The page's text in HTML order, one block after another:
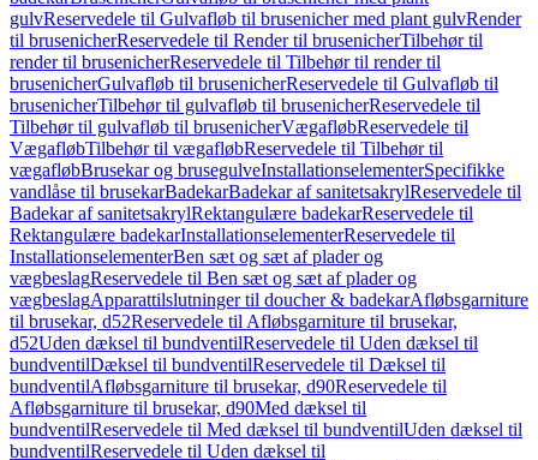
gulvReservedele til Gulvafløb til brusenicher med plant gulvRender
til brusenicherReservedele til Render til brusenicherTilbehør til
render til brusenicherReservedele til Tilbehør til render til
brusenicherGulvafløb til brusenicherReservedele til Gulvafløb til
brusenicherTilbehør til gulvafløb til brusenicherReservedele til
Tilbehør til gulvafløb til brusenicherVægafløbReservedele til
VægafløbTilbehør til vægafløbReservedele til Tilbehør til
vægafløbBrusekar og brusegulveInstallationselementerSpecifikke
vandlåse til brusekarBadekarBadekar af sanitetsakrylReservedele til
Badekar af sanitetsakrylRektangulære badekarReservedele til
Rektangulære badekarInstallationselementerReservedele til
InstallationselementerBen sæt og sæt af plader og
vægbeslagReservedele til Ben sæt og sæt af plader og
vægbeslagApparattilslutninger til doucher & badekarAfløbsgarniture
til brusekar, d52Reservedele til Afløbsgarniture til brusekar,
d52Uden dæksel til bundventilReservedele til Uden dæksel til
bundventilDæksel til bundventilReservedele til Dæksel til
bundventilAfløbsgarniture til brusekar, d90Reservedele til
Afløbsgarniture til brusekar, d90Med dæksel til
bundventilReservedele til Med dæksel til bundventilUden dæksel til
bundventilReservedele til Uden dæksel til